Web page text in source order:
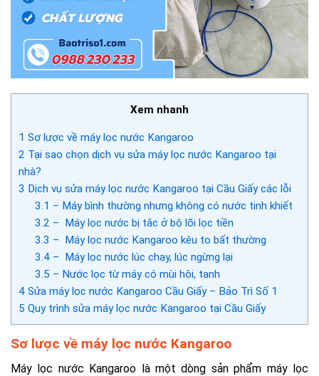
Xem nhanh
1 Sơ lược về máy lọc nước Kangaroo
2 Tại sao chọn dịch vụ sửa máy lọc nước Kangaroo tại
nhà?
3 Dịch vụ sửa máy lọc nước Kangaroo tại Cầu Giấy các lỗi
3.1 – Máy bình thường nhưng không có nước tinh khiết
3.2 – Máy lọc nước bị tắc ở bộ lõi lọc tiền
3.3 – Máy lọc nước Kangaroo kêu to bất thường
3.4– Máy lọc nước lúc chạy, lúc ngừng lại
3.5 – Nước lọc từ máy có mùi hôi, tanh
4 Sửa máy lọc nước Kangaroo Cầu Giấy – Bảo Trì Số 1
5 Quy trình sửa máy lọc nước Kangaroo tại Cầu Giấy
Sơ lược về máy lọc nước Kangaroo
Máy lọc nước Kangaroo là một dòng sản phẩm máy lọc